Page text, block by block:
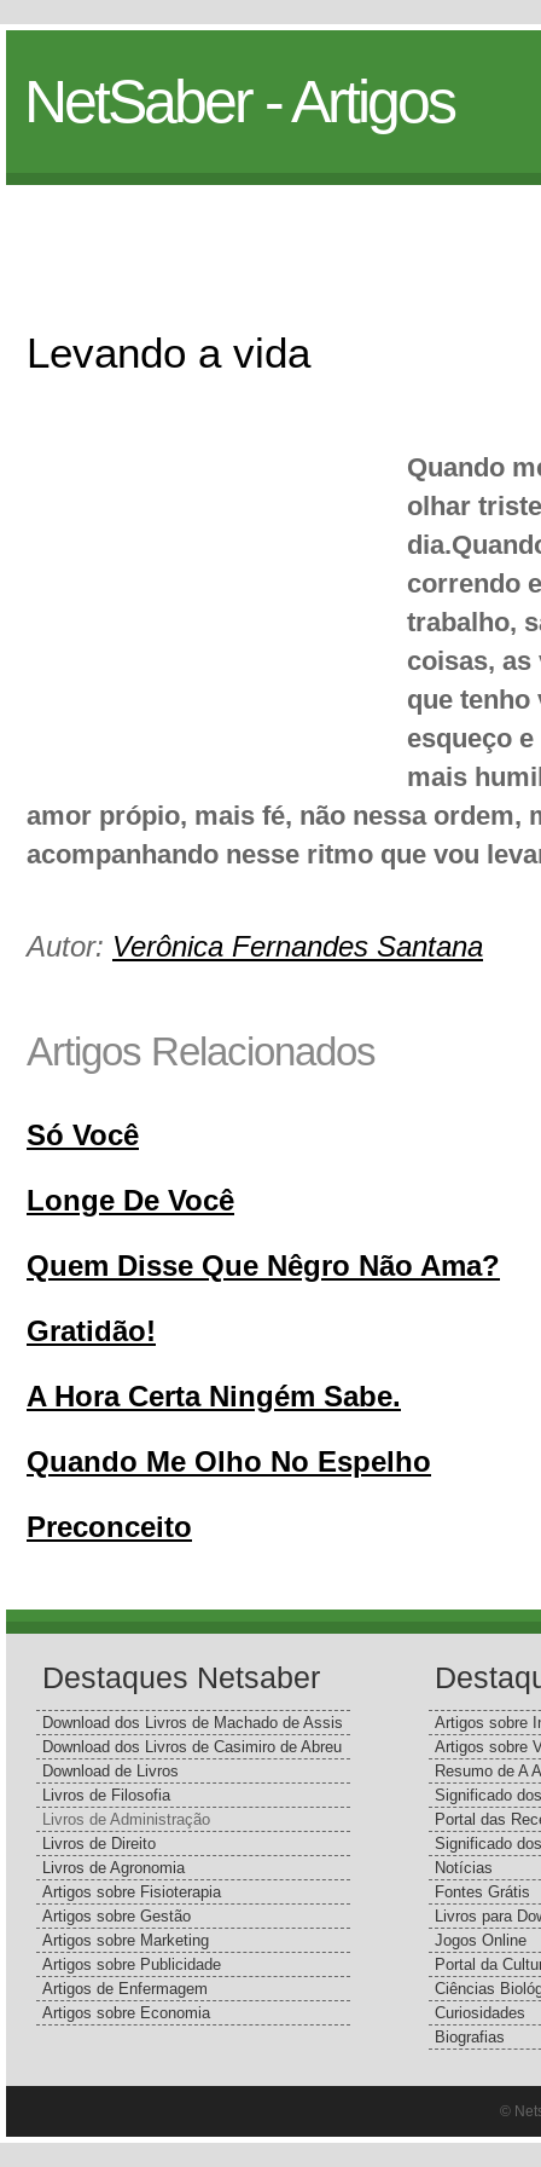
NetSaber - Artigos
Levando a vida
Quando
olhar
correndo
trabalho,
coisas, as
que tenho
esqueço
mais
amor própio, mais fé, não nessa ordem,
acompanhando nesse ritmo que vou
Autor: Verônica Fernandes Santana
Artigos Relacionados
Só Você
Longe De Você
Quem Disse Que Nêgro Não Ama?
Gratidão!
A Hora Certa Ningém Sabe.
Quando Me Olho No Espelho
Preconceito
Destaques Netsaber
Download dos Livros de Machado de Assis
Download dos Livros de Casimiro de Abreu
Download de Livros
Livros de Filosofia
Livros de Administração
Livros de Direito
Livros de Agronomia
Artigos sobre Fisioterapia
Artigos sobre Gestão
Artigos sobre Marketing
Artigos sobre Publicidade
Artigos de Enfermagem
Artigos sobre Economia
Artigos sobre
Artigos sobre
Resumo de A
Significado
Portal das
Significado
Notícias
Fontes Grátis
Livros para
Jogos Online
Portal da
Ciências
Curiosidades
Biografias
©